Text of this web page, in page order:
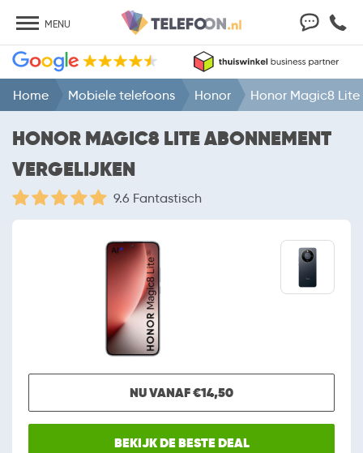
MENU
Home Mobiele telefoons Honor Honor Magic8 Lite
HONOR MAGIC8 LITE ABONNEMENT
VERGELIJKEN
9.6 Fantastisch
NU VANAF €14,50
BEKIJK DE BESTE DEAL